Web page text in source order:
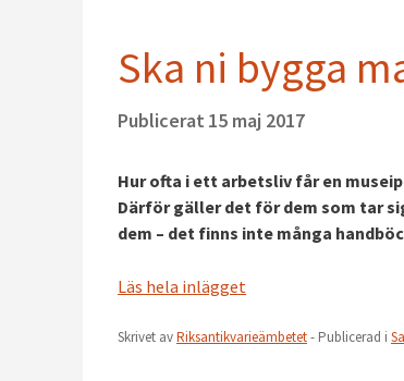
Ska ni bygga
Publicerat 15 maj 2017
Hur ofta i ett arbetsliv får en
Därför gäller det för dem som tar
dem – det finns inte många
Läs hela inlägget
Skrivet avRiksantikvarieämbetet- Publicerad i